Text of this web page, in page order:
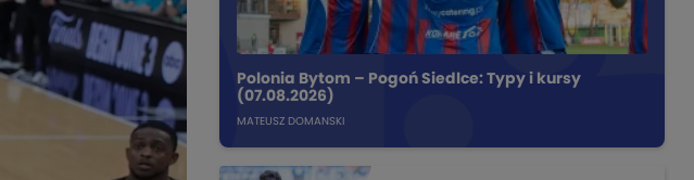
Polonia Bytom – Pogoń Siedlce: Typy i kursy
(07.08.2026)
MATEUSZ DOMANSKI